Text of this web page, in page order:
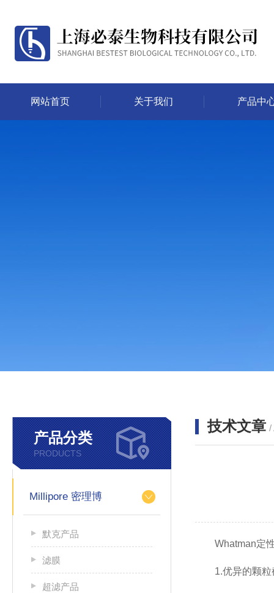
网站首页 关于我们 产品中
产品分类
PRODUCTS
Millipore 密理博
默克产品
滤膜
超滤产品
技术文章 /
Whatman定性
1.优异的颗粒